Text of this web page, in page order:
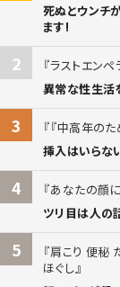
死ぬとウンチ
ます!
2
ラストエン
異常な性生活
3
『中高年の
挿入はいらな
4
あなたの顔
ツリ目は人の
5
肩こり 便秘
ほぐし